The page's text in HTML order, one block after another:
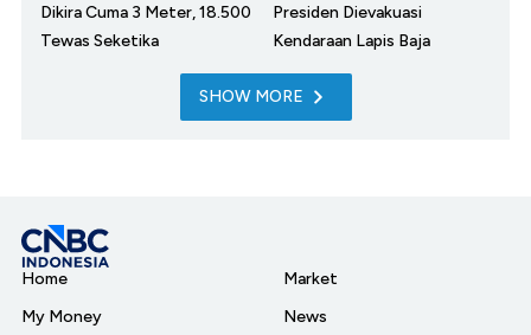
Dikira Cuma 3 Meter, 18.500
Tewas Seketika
Presiden Dievakuasi
Kendaraan Lapis Baja
SHOW MORE
Home
My Money
Market
News